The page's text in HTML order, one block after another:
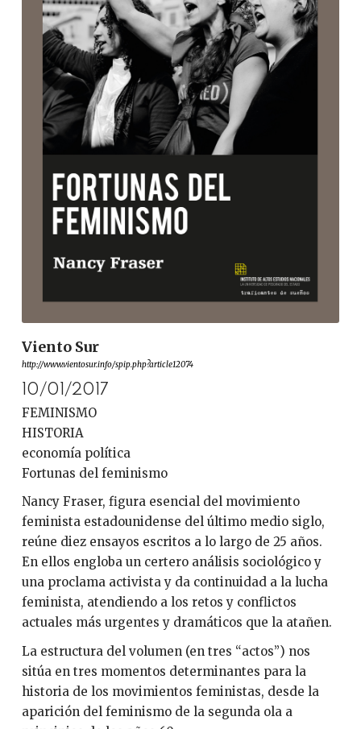
Viento Sur
http://www.vientosur.info/spip.php?article12074
10/01/2017
FEMINISMO
HISTORIA
economía política
Fortunas del feminismo
Nancy Fraser, figura esencial del movimiento
feminista estadounidense del último medio siglo,
reúne diez ensayos escritos a lo largo de 25 años.
En ellos engloba un certero análisis sociológico y
una proclama activista y da continuidad a la lucha
feminista, atendiendo a los retos y conflictos
actuales más urgentes y dramáticos que la atañen.
La estructura del volumen (en tres “actos”) nos
sitúa en tres momentos determinantes para la
historia de los movimientos feministas, desde la
aparición del feminismo de la segunda ola a